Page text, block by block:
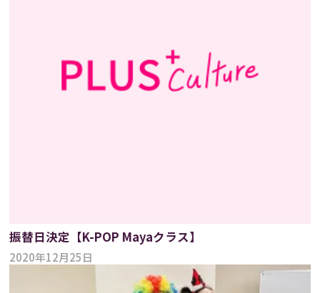
振替日決定【K-POP Mayaクラス】
2020年12月25日